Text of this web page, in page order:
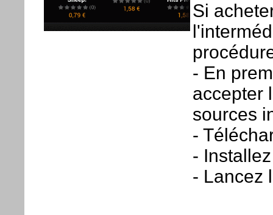
Si
- En
accepter
sources
-
-
- Lancez